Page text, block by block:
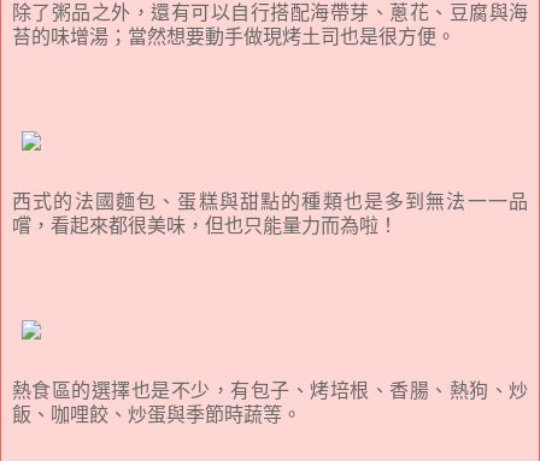
除了粥品之外，還有可以自行搭配海帶芽、蔥花、豆腐與海
苔的味增湯；當然想要動手做現烤土司也是很方便。
西式的法國麵包、蛋糕與甜點的種類也是多到無法一一品
嚐，看起來都很美味，但也只能量力而為啦！
熱食區的選擇也是不少，有包子、烤培根、香腸、熱狗、炒
飯、咖哩餃、炒蛋與季節時蔬等。